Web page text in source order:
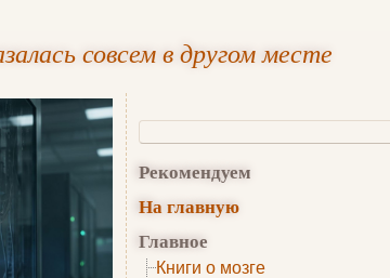
совсем в другом месте
Рекомендуем
На главную
Главное
Книги о мозге